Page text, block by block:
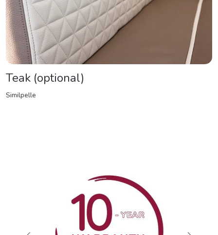
Teak (optional)
Similpelle